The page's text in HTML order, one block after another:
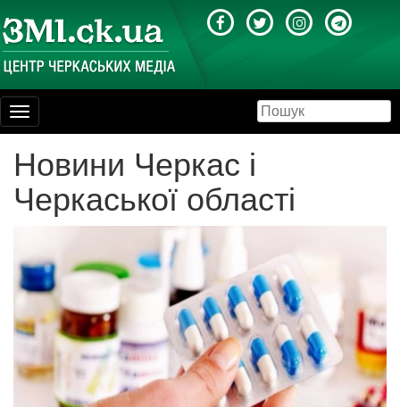
Toggle
navigation
Новини Черкас і
Черкаської області